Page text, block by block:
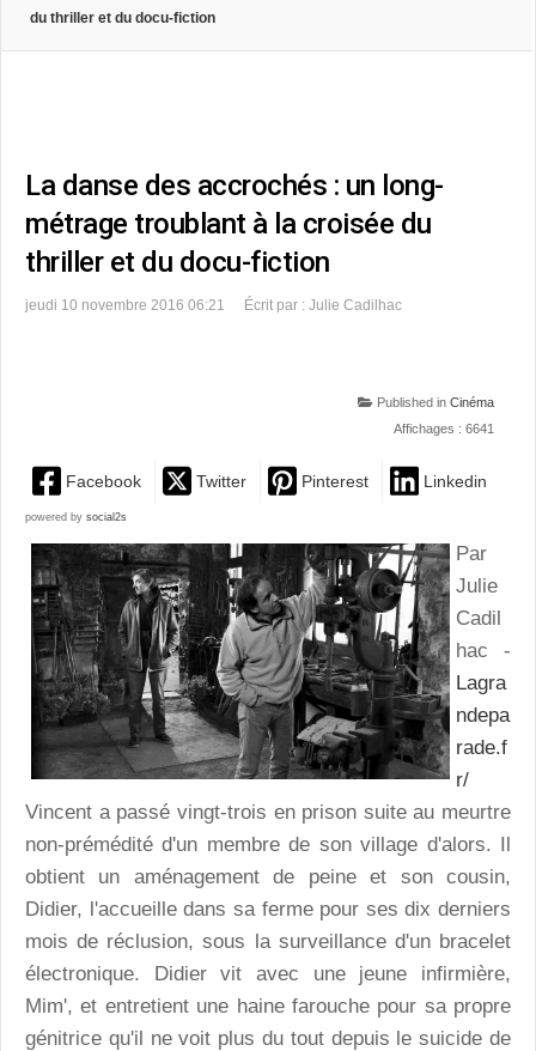
du thriller et du docu-fiction
La danse des accrochés : un long-
métrage troublant à la croisée du
thriller et du docu-fiction
jeudi 10 novembre 2016 06:21 Écrit par : Julie Cadilhac
Published in Cinéma
Affichages : 6641
Facebook Twitter Pinterest Linkedin
powered by social2s
Par
Julie
Cadil
hac -
Lagra
ndepa
rade.f
r/
Vincent a passé vingt-trois en prison suite au meurtre
non-prémédité d'un membre de son village d'alors. Il
obtient un aménagement de peine et son cousin,
Didier, l'accueille dans sa ferme pour ses dix derniers
mois de réclusion, sous la surveillance d'un bracelet
électronique. Didier vit avec une jeune infirmière,
Mim', et entretient une haine farouche pour sa propre
génitrice qu'il ne voit plus du tout depuis le suicide de